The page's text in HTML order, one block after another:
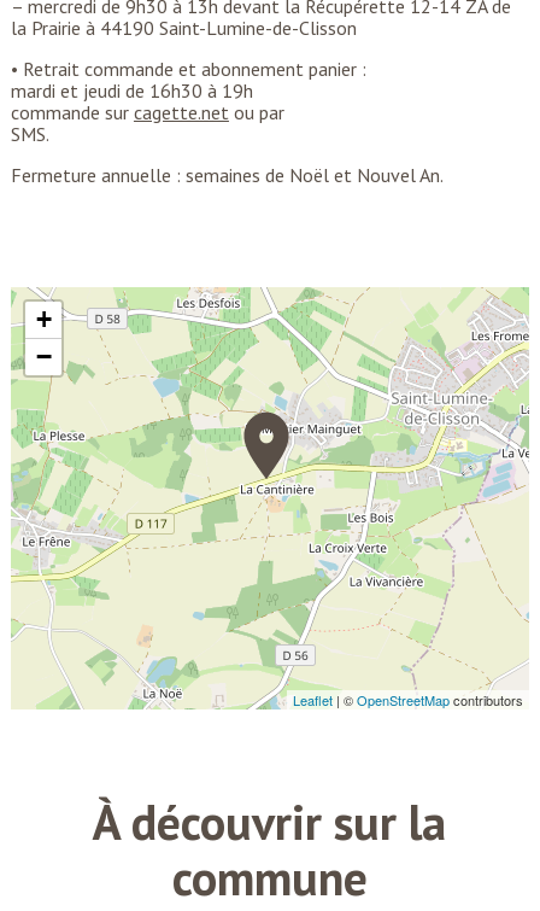
– mercredi de 9h30 à 13h devant la Récupérette 12-14 ZA de
la Prairie à 44190 Saint-Lumine-de-Clisson
• Retrait commande et abonnement panier :
mardi et jeudi de 16h30 à 19h
commande sur cagette.netou par
SMS.
Fermeture annuelle : semaines de Noël et Nouvel An.
À découvrir sur la
commune